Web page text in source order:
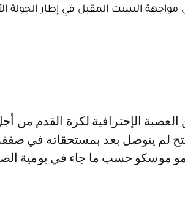
مواجهة السبت المقبل في إطار الجولة
لم يتوصل بعد بمستحقاته في
موسكو حسب ما جاء في يومية